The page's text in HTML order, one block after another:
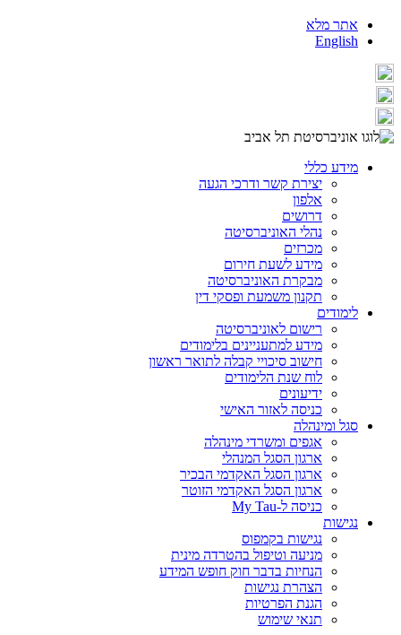
אתר מלא
English
מידע כללי
יצירת קשר ודרכי הגעה
אלפון
דרושים
נהלי האוניברסיטה
מכרזים
מידע לשעת חירום
מבקרת האוניברסיטה
תקנון משמעת ופסקי דין
לימודים
רישום לאוניברסיטה
מידע למתעניינים בלימודים
חישוב סיכויי קבלה לתואר ראשון
לוח שנת הלימודים
ידיעונים
כניסה לאזור האישי
סגל ומינהלה
אגפים ומשרדי מינהלה
ארגון הסגל המנהלי
ארגון הסגל האקדמי הבכיר
ארגון הסגל האקדמי הזוטר
כניסה ל-My Tau
נגישות
נגישות בקמפוס
מניעה וטיפול בהטרדה מינית
הנחיות בדבר חוק חופש המידע
הצהרת נגישות
הגנת הפרטיות
תנאי שימוש